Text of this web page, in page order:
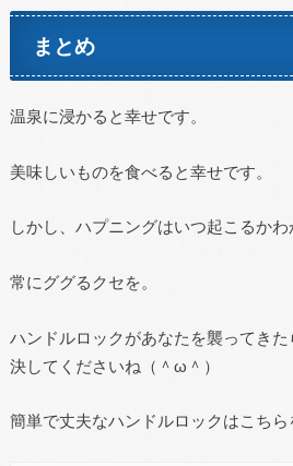
まとめ
温泉に浸かると幸せです。
美味しいものを食べると幸せです。
しかし、ハプニングはいつ起こるかわ
常にググるクセを。
ハンドルロックがあなたを襲ってき
決してくださいね（＾ω＾）
簡単で丈夫なハンドルロックはこちら